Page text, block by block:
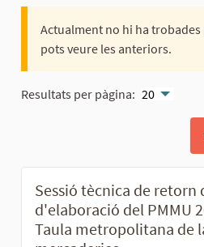
Actualment no hi ha
pots veure les anteriors.
Resultats per pàgina: 20
Sessió tècnica de retorn
d'elaboració del PMMU
Taula metropolitana de